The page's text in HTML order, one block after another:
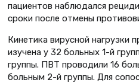
пациентов наблюдался
сроки после отмены
Кинетика вирусной нагрузки
изучена у 32 больных 1-й
группы. ПВТ проводили 16
больным 2-й группы. Для